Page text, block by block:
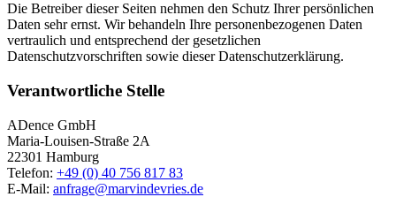
Die Betreiber dieser Seiten nehmen den Schutz Ihrer persönlichen
Daten sehr ernst. Wir behandeln Ihre personenbezogenen Daten
vertraulich und entsprechend der gesetzlichen
Datenschutzvorschriften sowie dieser Datenschutzerklärung.
Verantwortliche Stelle
ADence GmbH
Maria-Louisen-Straße 2A
22301 Hamburg
Telefon: +49 (0) 40 756 817 83
E-Mail: anfrage@marvindevries.de